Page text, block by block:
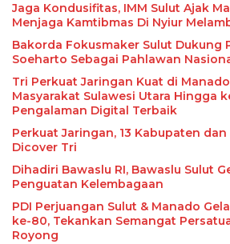
Jaga Kondusifitas, IMM Sulut Ajak
Menjaga Kamtibmas Di Nyiur
Bakorda Fokusmaker Sulut Dukung
Soeharto Sebagai Pahlawan
Tri Perkuat Jaringan Kuat di
Masyarakat Sulawesi Utara Hingga
Pengalaman Digital Terbaik
Perkuat Jaringan, 13 Kabupaten dan
Dicover Tri
Dihadiri Bawaslu RI, Bawaslu Sulut
Penguatan Kelembagaan
PDI Perjuangan Sulut & Manado
ke-80, Tekankan Semangat
Royong